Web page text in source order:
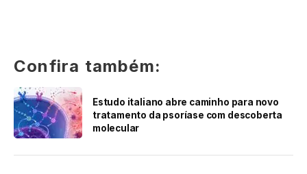
Confira também:
Estudo italiano abre caminho para novo
tratamento da psoríase com descoberta
molecular